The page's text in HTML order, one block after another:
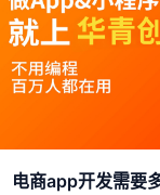
电商app开发需要